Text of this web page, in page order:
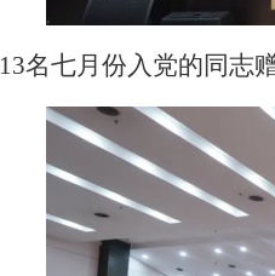
13名七月份入党的同志